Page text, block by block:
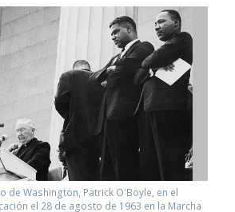
de Washington, Patrick O'Boyle, en el
el 28 de agosto de 1963 en la Marcha